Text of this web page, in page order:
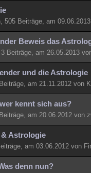
505 Beiträge, am
Beweis das
Beiträge, am 26.05.2013
und die Astrologie
am 21.11.2012 von
kennt sich aus?
am 20.06.2012 von
Astrologie
am 03.06.2012 von
denn nun?